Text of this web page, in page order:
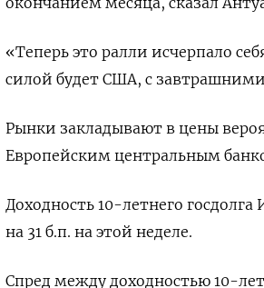
«Теперь это ралли исчерпало
силой будет США, с
Рынки закладывают в цены
Европейским центральным
Доходность 10-летнего
на 31 б.п. на этой неделе.
Спред между доходностью 10-